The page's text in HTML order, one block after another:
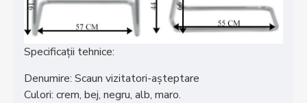
Specificații tehnice:
Denumire: Scaun vizitatori-așteptare
Culori: crem, bej, negru, alb, maro.